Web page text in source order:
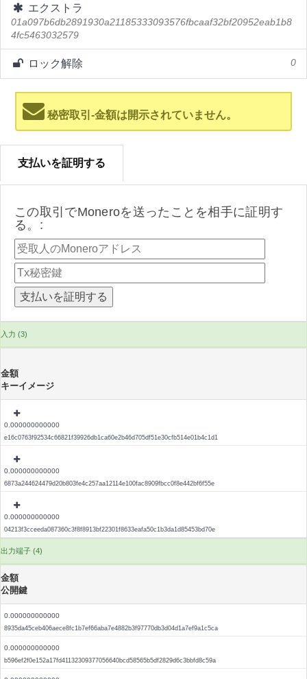
エクストラ
01a097b6db2891930a21185333093576fbcaaf32bf20952eab1b8
4fc5463032579
ロック解除 0
秘密取引-金額は開示されていません。
支払いを証明する
この取引でMoneroを送ったことを相手に証明す
る。:
入力 (3)
金額
キーイメージ
0.000000000000
e16c0763f92534c66821f39926db1ca60e2b46d705df51e30cfb514e01b4c1d1
0.000000000000
6873a244624479d20b803fe4c257aa12114e100fac8909fbcc0f8e442bf6f55e
0.000000000000
04213f3cceeda087360c3f8f8913bf22301f8633eafa50c1b3da1d85453bd70e
出力端子 (4)
金額
公開鍵
0.000000000000
8935da45ceb406aece8fc1b7ef66aba7e4882b3f97770db3d04d1a7ef9a1c5ca
0.000000000000
b596ef2f0e152a17fd41132309377056640bcd58565b5df2829d6c3bbfd8c59a